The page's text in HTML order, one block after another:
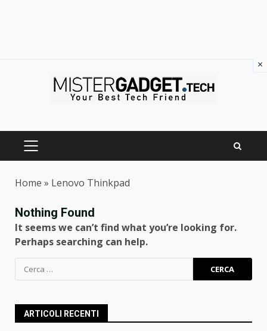
PRIMARY
Home » Lenovo Thinkpad
Nothing Found
It seems we can’t find what you’re looking for.
Perhaps searching can help.
Ricerca
per:
ARTICOLI RECENTI
×